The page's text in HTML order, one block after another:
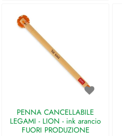
PENNA CANCELLABILE
LEGAMI - LION - ink arancio
FUORI PRODUZIONE